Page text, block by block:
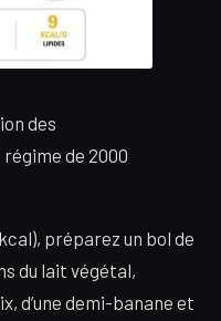
des
de 2000
préparez un bol de
du lait végétal,
d’une demi-banane et